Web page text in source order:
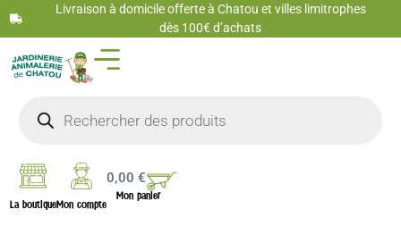
Livraison à domicile offerte à Chatou et villes limitrophes
dès 100€ d’achats
La boutiqueMon compte
0,00€
Mon panier